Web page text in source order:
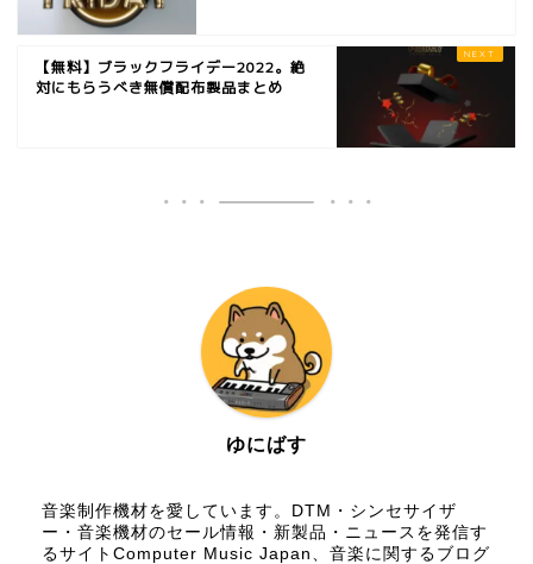
【無料】ブラックフライデー2022。絶
対にもらうべき無償配布製品まとめ
ゆにばす
音楽制作機材を愛しています。DTM・シンセサイザ
ー・音楽機材のセール情報・新製品・ニュースを発信す
るサイトComputer Music Japan、音楽に関するブログ